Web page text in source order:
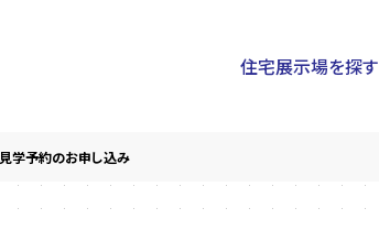
住宅展示場を探す
神奈川
見学予約のお申し込み